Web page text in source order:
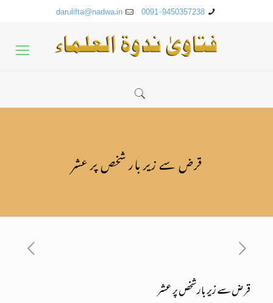
0091-9450357238
darulifta@nadwa.in
قرض سے زیر بار شخص پر عشر
قرض سے زیر بار شخص پر عشر